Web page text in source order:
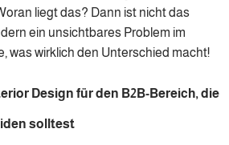
liegt das? Dann ist nicht das
ein unsichtbares Problem im
was wirklich den Unterschied macht!
Design für den B2B-Bereich, die
solltest